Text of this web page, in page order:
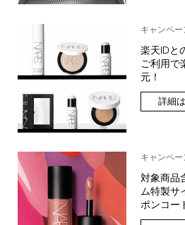
キャンペー
楽天IDと
ご利用で
元！
詳細
キャンペー
対象商品
ム特製サ
ポンコー